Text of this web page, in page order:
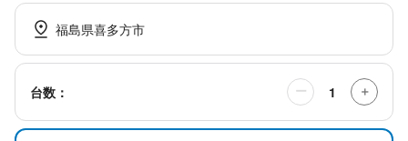
福島県喜多方市
台数： ー 1 ＋